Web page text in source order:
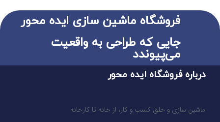
فروشگاه ماشین سازی ایده محور
جایی که طراحی به واقعیت
می‌پیوندد
درباره فروشگاه ایده محور
ماشین سازی و خلق کسب و کار، از خانه تا کارخانه